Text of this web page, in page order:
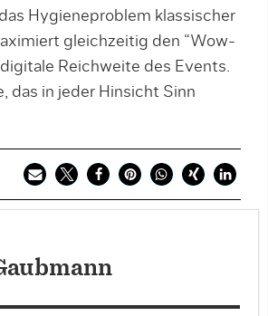
Hygieneproblem klassischer
gleichzeitig den “Wow-
Reichweite des Events.
das in jeder Hinsicht Sinn